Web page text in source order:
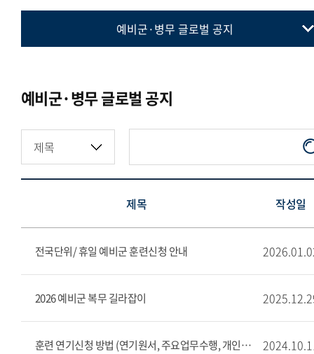
예비군·병무 글로벌 공지
민방위
예비군·병무 글로벌 공지
예비군·병무 글로벌 공지
제목 작성일
전국단위/ 휴일 예비군 훈련신청 안내
2026 예비군 복무 길라잡이
훈련 연기신청 방법 (연기원서, 주요업무수행, 개인사유서 양식)